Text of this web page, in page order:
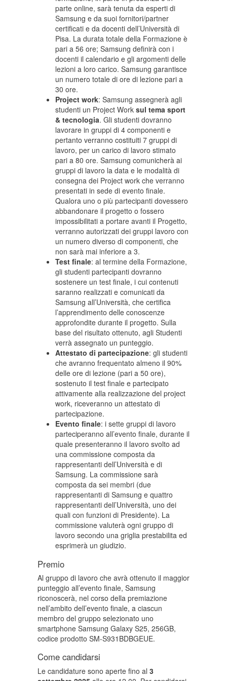
parte online, sarà tenuta da esperti di
Samsung e da suoi fornitori/partner
certificati e da docenti dell’Università di
Pisa. La durata totale della Formazione è
pari a 56 ore; Samsung definirà con i
docenti il calendario e gli argomenti delle
lezioni a loro carico. Samsung garantisce
un numero totale di ore di lezione pari a
30 ore.
Project work: Samsung assegnerà agli
studenti un Project Work sul tema sport
& tecnologia. Gli studenti dovranno
lavorare in gruppi di 4 componenti e
pertanto verranno costituiti 7 gruppi di
lavoro, per un carico di lavoro stimato
pari a 80 ore. Samsung comunicherà ai
gruppi di lavoro la data e le modalità di
consegna dei Project work che verranno
presentati in sede di evento finale.
Qualora uno o più partecipanti dovessero
abbandonare il progetto o fossero
impossibilitati a portare avanti il Progetto,
verranno autorizzati dei gruppi lavoro con
un numero diverso di componenti, che
non sarà mai inferiore a 3.
Test finale: al termine della Formazione,
gli studenti partecipanti dovranno
sostenere un test finale, i cui contenuti
saranno realizzati e comunicati da
Samsung all’Università, che certifica
l’apprendimento delle conoscenze
approfondite durante il progetto. Sulla
base del risultato ottenuto, agli Studenti
verrà assegnato un punteggio.
Attestato di partecipazione: gli studenti
che avranno frequentato almeno il 90%
delle ore di lezione (pari a 50 ore),
sostenuto il test finale e partecipato
attivamente alla realizzazione del project
work, riceveranno un attestato di
partecipazione.
Evento finale: i sette gruppi di lavoro
parteciperanno all’evento finale, durante il
quale presenteranno il lavoro svolto ad
una commissione composta da
rappresentanti dell’Università e di
Samsung. La commissione sarà
composta da sei membri (due
rappresentanti di Samsung e quattro
rappresentanti dell’Università, uno dei
quali con funzioni di Presidente). La
commissione valuterà ogni gruppo di
lavoro secondo una griglia prestabilita ed
esprimerà un giudizio.
Premio
Al gruppo di lavoro che avrà ottenuto il maggior
punteggio all’evento finale, Samsung
riconoscerà, nel corso della premiazione
nell’ambito dell’evento finale, a ciascun
membro del gruppo selezionato uno
smartphone Samsung Galaxy S25, 256GB,
codice prodotto SM-S931BDBGEUE.
Come candidarsi
Le candidature sono aperte fino al 3